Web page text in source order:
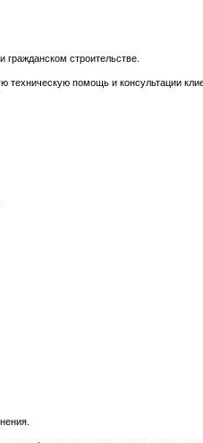
строительстве.
помощь и консультации